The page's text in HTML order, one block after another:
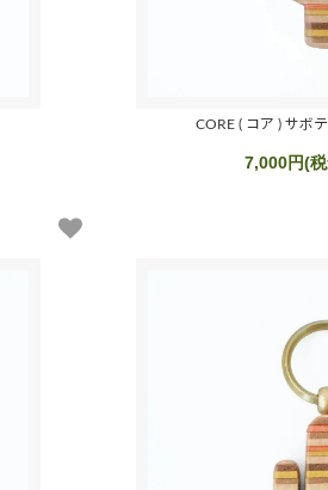
CORE ( コア ) サボ
7,000円(